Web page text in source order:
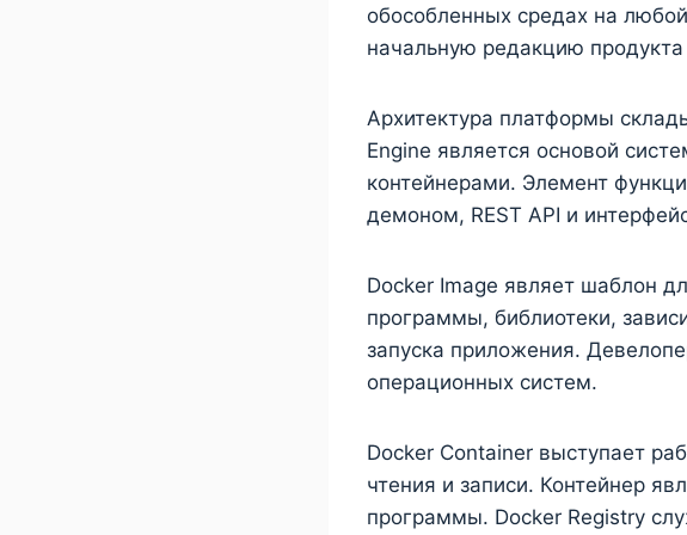
обособленных средах на
начальную редакцию продукта
Архитектура платформы
Engine является основой
контейнерами. Элемент
демоном, REST API и
Docker Image являет шаблон
программы, библиотеки,
запуска приложения.
операционных систем.
Docker Container выступает
чтения и записи. Контейнер
программы. Docker Registry